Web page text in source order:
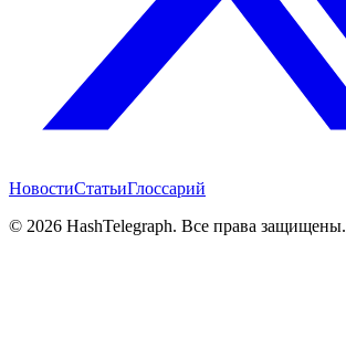
НовостиСтатьиГлоссарий
© 2026 HashTelegraph. Все права защищены.